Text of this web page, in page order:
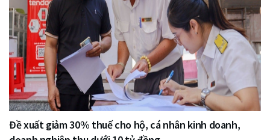
Đề xuất giảm 30% thuế cho hộ, cá nhân kinh doanh,